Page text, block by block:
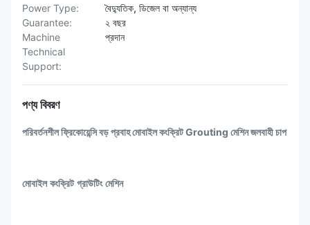
Power Type:
বৈদ্যুতিক, ডিজেল বা অন্যান্য
Guarantee:
২ বছর
Machine
Technical
Support:
প্রদান
পণ্য বিবরণ
পরিবর্তনশীল ফ্রিকোয়েন্সি বড় প্রবাহ মোবাইল কংক্রিট Grouting মেশিন জলবাহী চাপ
মোবাইল কংক্রিট গ্রাউটিং মেশিন